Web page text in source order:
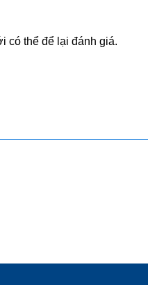
có thể để lại đánh giá.